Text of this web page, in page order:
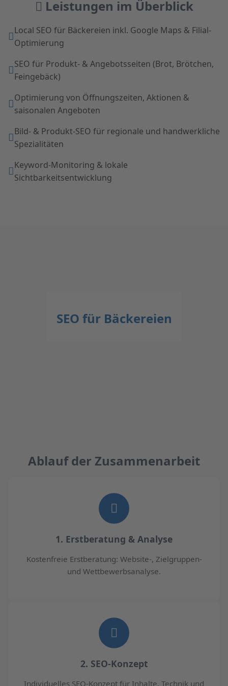
Leistungen im Überblick
Local SEO für Bäckereien inkl. Google Maps & Filial-
Optimierung
SEO für Produkt- & Angebotsseiten (Brot, Brötchen,
Feingebäck)
Optimierung von Öffnungszeiten, Aktionen &
saisonalen Angeboten
Bild- & Produkt-SEO für regionale und handwerkliche
Spezialitäten
Keyword-Monitoring & lokale
Sichtbarkeitsentwicklung
SEO für Bäckereien
Ablauf der Zusammenarbeit
1. Erstberatung & Analyse
Kostenfreie Erstberatung: Website-, Zielgruppen-
und Wettbewerbsanalyse.
2. SEO-Konzept
Individuelles SEO-Konzept für Inhalte, Technik und